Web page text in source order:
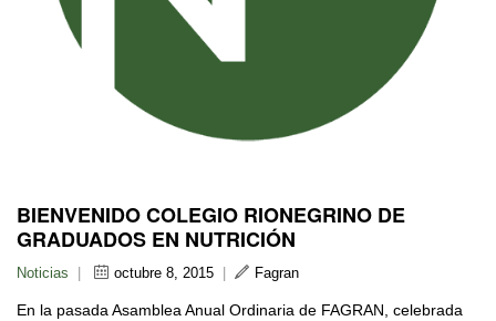
BIENVENIDO COLEGIO RIONEGRINO DE
GRADUADOS EN NUTRICIÓN
Noticias octubre 8, 2015 Fagran
En la pasada Asamblea Anual Ordinaria de FAGRAN, celebrada